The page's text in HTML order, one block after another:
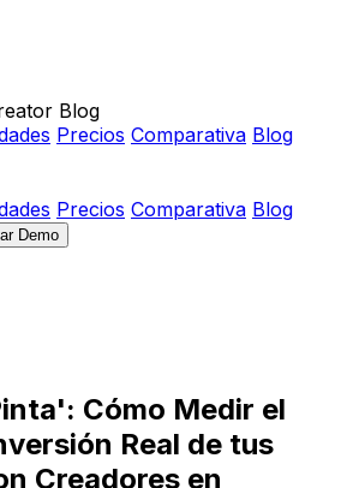
Blog
Precios Comparativa Blog
Precios Comparativa Blog
Demo
Cómo Medir el
Real de tus
Creadores en